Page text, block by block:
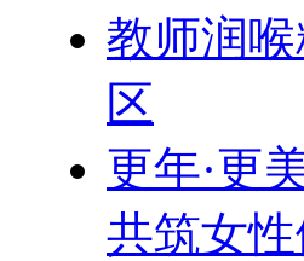
教师润
区
更年·更
共筑女